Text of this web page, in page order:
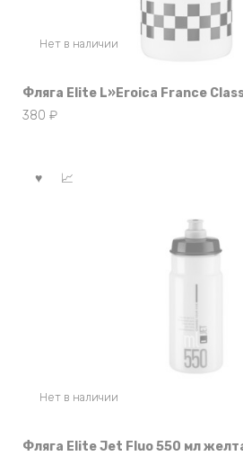
Нет в наличии
Фляга Elite L»Eroica France
380 ₽
Нет в наличии
Фляга Elite Jet Fluo 550 мл